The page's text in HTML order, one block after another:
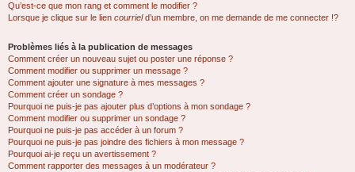
Qu’est-ce que mon rang et comment le modifier ?
Lorsque je clique sur le lien courrield’un membre, on me demande de me connecter !?
Problèmes liés à la publication de messages
Comment créer un nouveau sujet ou poster une réponse ?
Comment modifier ou supprimer un message ?
Comment ajouter une signature à mes messages ?
Comment créer un sondage ?
Pourquoi ne puis-je pas ajouter plus d’options à mon sondage ?
Comment modifier ou supprimer un sondage ?
Pourquoi ne puis-je pas accéder à un forum ?
Pourquoi ne puis-je pas joindre des fichiers à mon message ?
Pourquoi ai-je reçu un avertissement ?
Comment rapporter des messages à un modérateur ?